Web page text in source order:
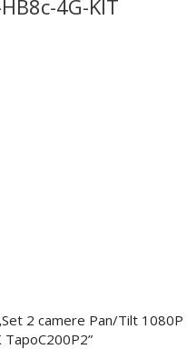
4G-KIT
2 camere Pan/Tilt 1080P